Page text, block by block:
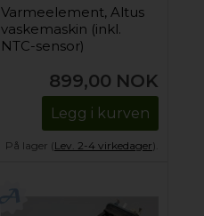
Varmeelement, Altus
vaskemaskin (inkl.
NTC-sensor)
899,00 NOK
Legg i kurven
På lager (Lev. 2-4 virkedager).